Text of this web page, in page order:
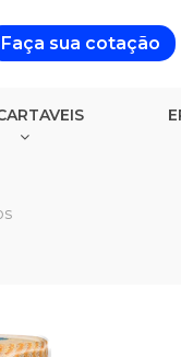
Faça sua cotação